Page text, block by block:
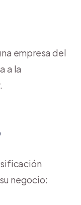
empresa del
a la
negocio: